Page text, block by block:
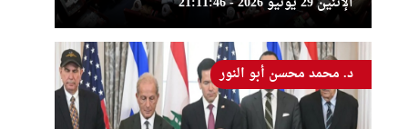
د. محمد محسن أبو النور